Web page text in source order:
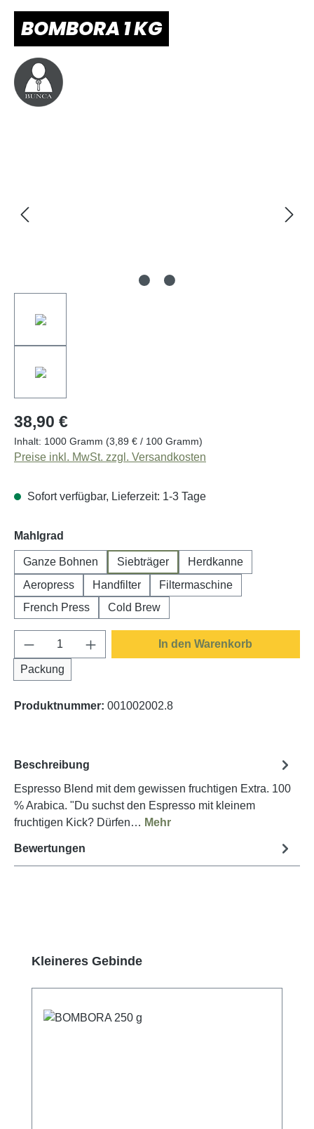
BOMBORA 1 KG
38,90 €
Inhalt: 1000 Gramm (3,89 € / 100 Gramm)
Preise inkl. MwSt. zzgl. Versandkosten
Sofort verfügbar, Lieferzeit: 1-3 Tage
Mahlgrad
Ganze Bohnen Siebträger
Herdkanne
Aeropress
Handfilter
Filtermaschine
French Press
Cold Brew
Produkt Anzahl: Gib den gewünschten
Packung
In den Warenkorb
Produktnummer: 001002002.8
Beschreibung
Espresso Blend mit dem gewissen fruchtigen Extra. 100
% Arabica. "Du suchst den Espresso mit kleinem
fruchtigen Kick? Dürfen… Mehr
Bewertungen
Produktgalerie überspringen
Kleineres Gebinde